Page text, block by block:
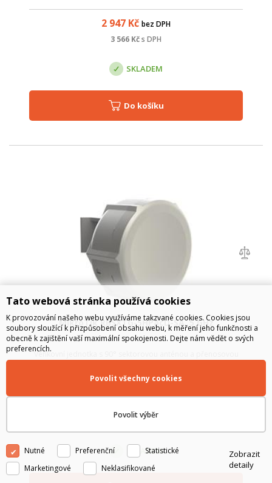
2 947 Kč bez DPH
3 566 Kčs DPH
SKLADEM
Do košíku
MikroTik RBSXTG-5HPacD-SA, 5 GHz
Venkovní jednotka s 90° sektorovou anténou a přenosovou
s DPH
SKLADEM
Tato webová stránka používá cookies
K provozování našeho webu využíváme takzvané cookies. Cookies jsou
soubory sloužící k přizpůsobení obsahu webu, k měření jeho funkčnosti a
obecně k zajištění vaší maximální spokojenosti. Dejte nám vědět o svých
preferencích.
Povolit výběr
Povolit všechny cookies
Nutné Preferenční
Statistické
Marketingové
Neklasifikované
Zobrazit
detaily